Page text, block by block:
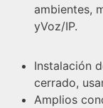
ambientes,
yVoz/IP.
Instalación
cerrado,
Amplios